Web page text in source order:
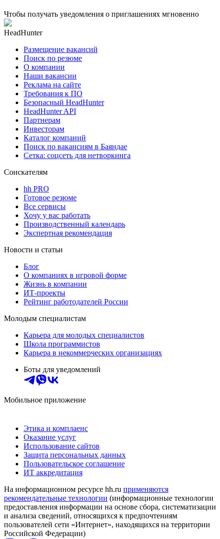
Чтобы получать уведомления о приглашениях мгновенно
HeadHunter
Размещение вакансий
Поиск по резюме
О компании
Наши вакансии
Реклама на сайте
Требования к ПО
Безопасный HeadHunter
HeadHunter API
Партнерам
Инвесторам
Каталог компаний
Поиск по вакансиям в Баяндае
Сетка: соцсеть для нетворкинга
Соискателям
hh PRO
Готовое резюме
Все сервисы
Хочу у вас работать
Производственный календарь
Экспертная рекомендация
Новости и статьи
Блог
О компаниях в игровой форме
Жизнь в компании
ИТ-проекты
Рейтинг работодателей России
Молодым специалистам
Карьера для молодых специалистов
Школа программистов
Карьера в некоммерческих организациях
Боты для уведомлений
Мобильное приложение
Этика и комплаенс
Оказание услуг
Использование сайтов
Защита персональных данных
Пользовательское соглашение
ИТ аккредитация
На информационном ресурсе hh.ru применяются
рекомендательные технологии (информационные технологии
предоставления информации на основе сбора, систематизации
и анализа сведений, относящихся к предпочтениям
пользователей сети «Интернет», находящихся на территории
Российской Федерации)